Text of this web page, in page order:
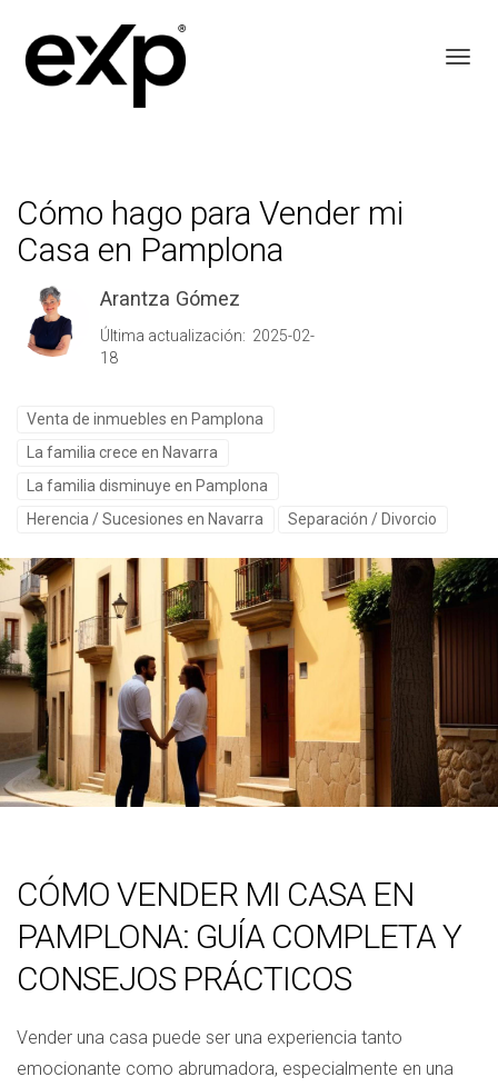
Cómo hago para Vender mi
Casa en Pamplona
Arantza Gómez
Última actualización: 2025-02-
18
Venta de inmuebles en Pamplona
La familia crece en Navarra
La familia disminuye en Pamplona
Herencia / Sucesiones en Navarra
Separación / Divorcio
CÓMO VENDER MI CASA EN
PAMPLONA: GUÍA COMPLETA Y
CONSEJOS PRÁCTICOS
Vender una casa puede ser una experiencia tanto
emocionante como abrumadora, especialmente en una